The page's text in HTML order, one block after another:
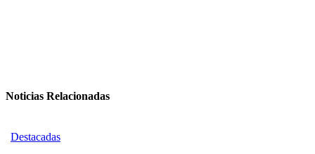
Noticias Relacionadas
Destacadas